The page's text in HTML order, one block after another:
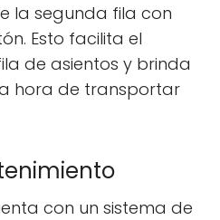
la segunda fila con
Esto facilita el
de asientos y brinda
hora de transportar
con un sistema de